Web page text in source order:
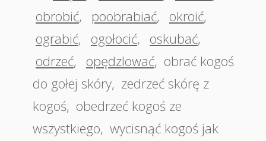
obrobić, poobrabiać, okroić,
ograbić, ogołocić, oskubać,
odrzeć, opędzlować, obrać kogoś
do gołej skóry, zedrzeć skórę z
kogoś, obedrzeć kogoś ze
wszystkiego, wycisnąć kogoś jak